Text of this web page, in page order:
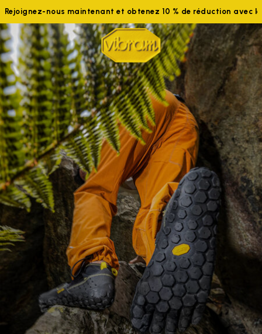
maintenant et obtenez 10 % de réduction avec le code